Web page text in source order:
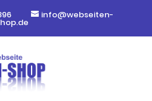
info@webseiten-